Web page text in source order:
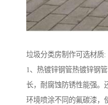
垃圾分类房制作可选材质:
1、热镀锌钢管热镀锌钢
长，耐腐蚀防锈性能强。
环境喷涂不同的氟碳漆，